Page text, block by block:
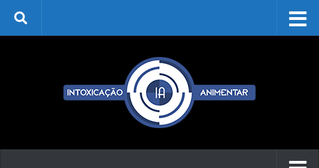
Skip to content